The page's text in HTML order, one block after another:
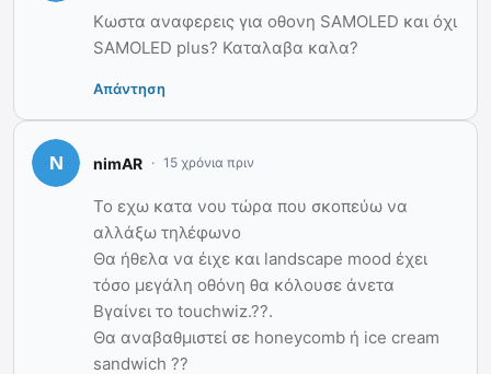
Κωστα αναφερεις για οθονη SAMOLED και όχι
SAMOLED plus? Καταλαβα καλα?
Απάντηση
nimAR 15 χρόνια πριν
Το εχω κατα νου τώρα που σκοπεύω να
αλλάξω τηλέφωνο
Θα ήθελα να έιχε και landscape mood έχει
τόσο μεγάλη οθόνη θα κόλουσε άνετα
Βγαίνει το touchwiz.??.
Θα αναβαθμιστεί σε honeycomb ή ice cream
sandwich ??